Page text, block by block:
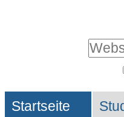
Website
Suche…
Sektionen
Startseite